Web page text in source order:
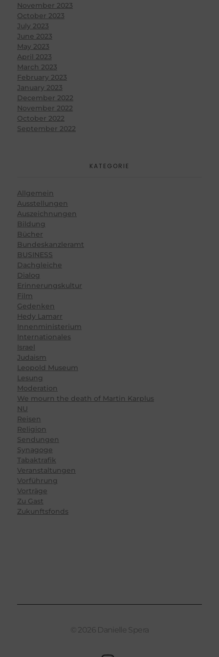
November 2023
October 2023
July 2023
June 2023
May 2023
April 2023
March 2023
February 2023
January 2023
December 2022
November 2022
October 2022
September 2022
KATEGORIE
Allgemein
Ausstellungen
Auszeichnungen
Bildung
Bücher
Bundeskanzleramt
BUSINESS
Dachgleiche
Dialog
Erinnerungskultur
Film
Gedenken
Hedy Lamarr
Innenministerium
Internationales
Israel
Judaism
Leopold Museum
Lesung
Moderation
We mourn the death of Martin Karplus
NU
Reisen
Religion
Sendungen
Synagoge
Tabaktrafik
Veranstaltungen
Vorführung
Vorträge
Zu Gast
Zukunftsfonds
© 2026 Danielle Spera